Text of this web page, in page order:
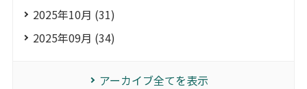
2025年10月 (31)
2025年09月 (34)
アーカイブ全てを表示